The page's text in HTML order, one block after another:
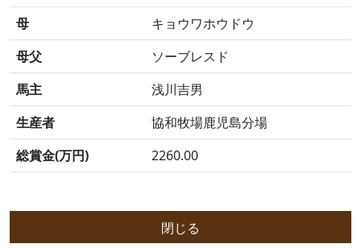
母
キョウワホウドウ
母父
ソーブレスド
馬主
浅川吉男
生産者
協和牧場鹿児島分場
総賞金(万円)
2260.00
閉じる